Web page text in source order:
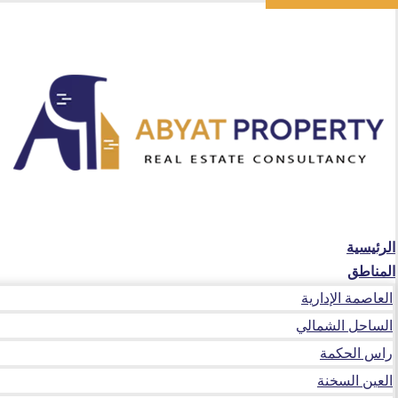
الرئيسية
المناطق
العاصمة الإدارية
الساحل الشمالي
راس الحكمة
العين السخنة